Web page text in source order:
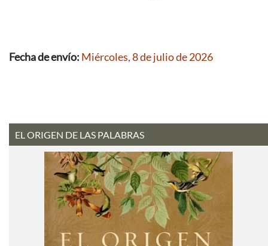
Fecha de envío: Miércoles, 8 de julio de 2026
EL ORIGEN DE LAS PALABRAS